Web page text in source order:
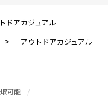
ドアカジュアル
>
アウトドアカジュアル
可能